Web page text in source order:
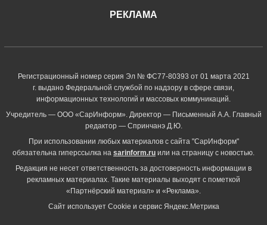
РЕКЛАМА
Регистрационный номер серия Эл № ФС77-80393 от 01 марта 2021
г. выдано Федеральной службой по надзору в сфере связи,
информационных технологий и массовых коммуникаций.
Учредитель — ООО «СарИнформ». Директор — Письменный А.А. Главный
редактор — Спринчанэ Д.Ю.
При использовании любых материалов с сайта "СарИнформ"
обязательна гиперссылка на sarinform.ru или на страницу с новостью.
Редакция не несет ответственность за достоверность информации в
рекламных материалах. Такие материалы выходят с пометкой
«Партнёрский материал» и «Реклама».
Сайт использует Cookie и сервиc Яндекс.Метрика